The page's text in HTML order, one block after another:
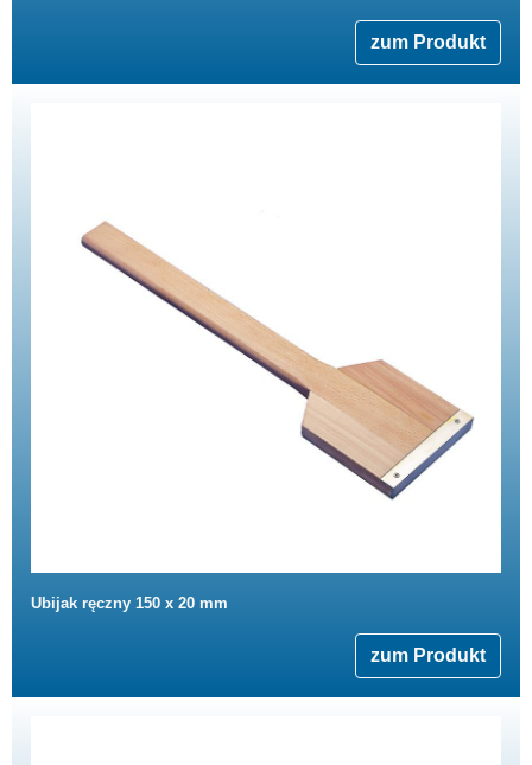
zum Produkt
Ubijak ręczny 150 x 20 mm
zum Produkt